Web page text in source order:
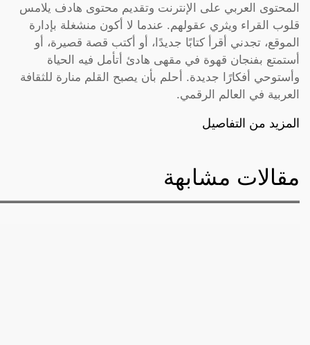
المحتوى العربي على الإنترنت وتقديم محتوى هادف يلامس
قلوب القراء ويثري عقولهم. عندما لا أكون منشغلة بإدارة
الموقع، تجدني أقرأ كتابًا جديدًا، أو أكتب قصة قصيرة، أو
أستمتع بفنجان قهوة في مقهى هادئ أتأمل فيه الحياة
وأستوحي أفكارًا جديدة. أحلم بأن يصبح القلم منارة للثقافة
العربية في العالم الرقمي.
المزيد من التفاصيل
مقالات مشابهة